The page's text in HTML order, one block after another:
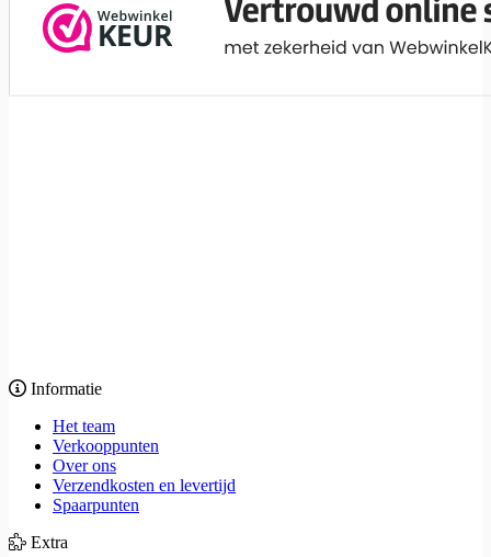
Informatie
Het team
Verkooppunten
Over ons
Verzendkosten en levertijd
Spaarpunten
Extra